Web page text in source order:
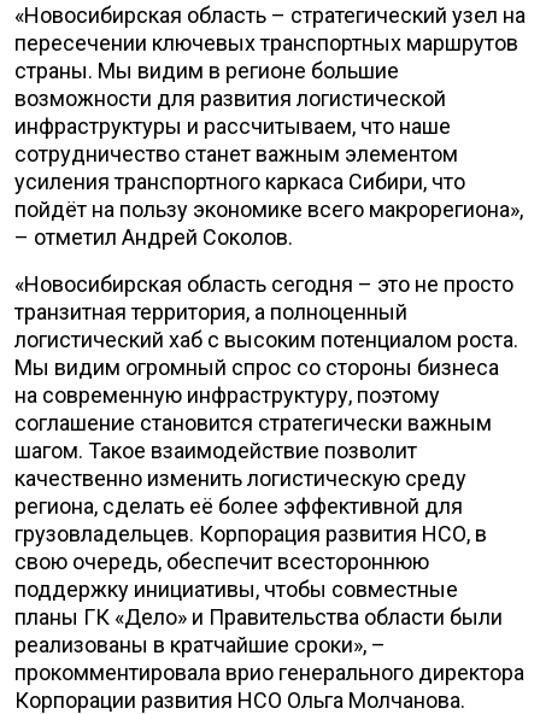
«Новосибирская область – стратегический узел на
пересечении ключевых транспортных маршрутов
страны. Мы видим в регионе большие
возможности для развития логистической
инфраструктуры и рассчитываем, что наше
сотрудничество станет важным элементом
усиления транспортного каркаса Сибири, что
пойдёт на пользу экономике всего макрорегиона»,
– отметил Андрей Соколов.
«Новосибирская область сегодня – это не просто
транзитная территория, а полноценный
логистический хаб с высоким потенциалом роста.
Мы видим огромный спрос со стороны бизнеса
на современную инфраструктуру, поэтому
соглашение становится стратегически важным
шагом. Такое взаимодействие позволит
качественно изменить логистическую среду
региона, сделать её более эффективной для
грузовладельцев. Корпорация развития НСО, в
свою очередь, обеспечит всестороннюю
поддержку инициативы, чтобы совместные
планы ГК «Дело» и Правительства области были
реализованы в кратчайшие сроки», –
прокомментировала врио генерального директора
Корпорации развития НСО Ольга Молчанова.